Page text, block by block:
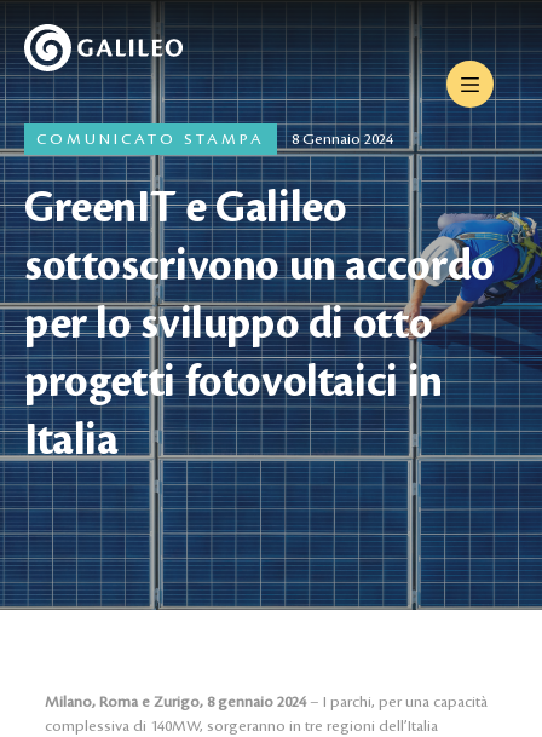
COMUNICATO STAMPA 8 Gennaio 2024
GreenIT e Galileo
sottoscrivono un accordo
per lo sviluppo di otto
progetti fotovoltaici in
Italia
Milano, Roma e Zurigo, 8 gennaio 2024– I parchi, per una capacità
complessiva di 140MW, sorgeranno in tre regioni dell’Italia